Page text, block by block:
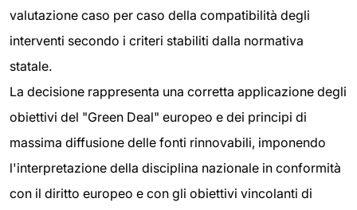
valutazione caso per caso della compatibilità degli
interventi secondo i criteri stabiliti dalla normativa
statale.
La decisione rappresenta una corretta applicazione degli
obiettivi del "Green Deal" europeo e dei principi di
massima diffusione delle fonti rinnovabili, imponendo
l'interpretazione della disciplina nazionale in conformità
con il diritto europeo e con gli obiettivi vincolanti di